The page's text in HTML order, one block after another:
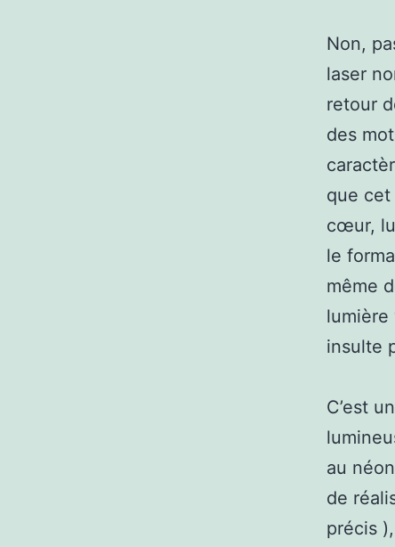
Non,
laser
retour
des
que cet
cœur,
le
même
lumière
insulte
C’est
au
de
précis